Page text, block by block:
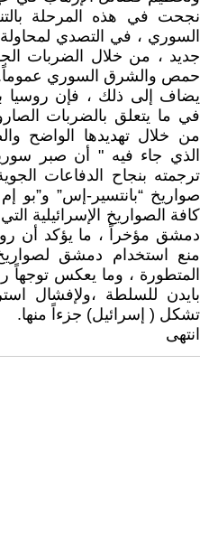
نجحت في هذه المرحلة
السوري ، في التصدي
جديد ، من خلال الضربات
حمص والشرق السوري
يضاف إلى ذلك ، فإن روسيا
في ما يتعلق بالضربات
من خلال تهديدها الواضح
الذي جاء فيه " أن صبر
ترجمته بنجاح الدفاعات
كافة الصواريخ الإسرائيلية
دمشق مؤخراً ، ما يؤكد أن
منع استخدام دمشق
المتطورة ، وما يعكس توجهاً
بايدن للسلطة ،ولإفشال
تشكل ( إسرائيل) جزءاً منها.
انتهى